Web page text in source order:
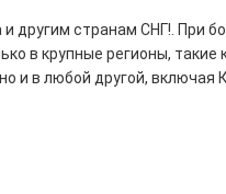
другим странам СНГ!. При
в крупные регионы, такие
и в любой другой, включая